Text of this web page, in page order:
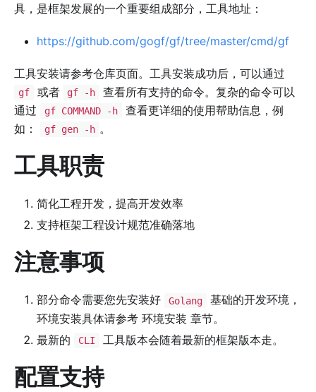
具，是框架发展的一个重要组成部分，工具地址：
https://github.com/gogf/gf/tree/master/cmd/gf
工具安装请参考仓库页面。工具安装成功后，可以通过
gf 或者 gf -h
查看所有支持的命令。复杂的命令可以
通过
gf COMMAND -h
查看更详细的使用帮助信息，例
如：
gf gen -h 。
工具职责
简化工程开发，提高开发效率
支持框架工程设计规范准确落地
注意事项
部分命令需要您先安装好 Golang
基础的开发环境，
环境安装具体请参考 环境安装 章节。
最新的
CLI 工具版本会随着最新的框架版本走。
配置支持